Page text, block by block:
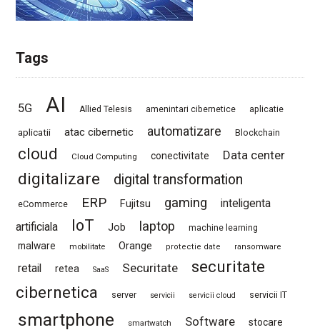
Tags
5G AI Allied Telesis amenintari cibernetice aplicatie
aplicatii atac cibernetic automatizare Blockchain
cloud Cloud Computing conectivitate Data center
digitalizare digital transformation
eCommerce ERP Fujitsu gaming
inteligenta
artificiala
IoT Job laptop machine learning
malware mobilitate Orange protectie date ransomware
retail retea SaaS Securitate
securitate
cibernetica
server servicii servicii cloud servicii IT
smartphone smartwatch Software stocare